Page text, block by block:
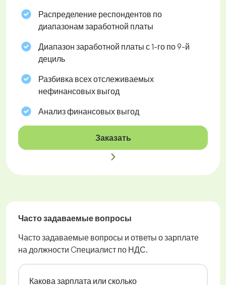
Распределение респондентов по
диапазонам заработной платы
Диапазон заработной платы с 1-го по 9-й
дециль
Разбивка всех отслеживаемых
нефинансовых выгод
Анализ финансовых выгод
Заказать
Часто задаваемые вопросы
Часто задаваемые вопросы и ответы о зарплате
на должности Cпециалист по НДС.
Какова зарплата или сколько